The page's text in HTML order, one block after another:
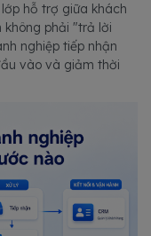
hỗ trợ giữa khách
phải "trả lời
nghiệp tiếp nhận
vào và giảm thời